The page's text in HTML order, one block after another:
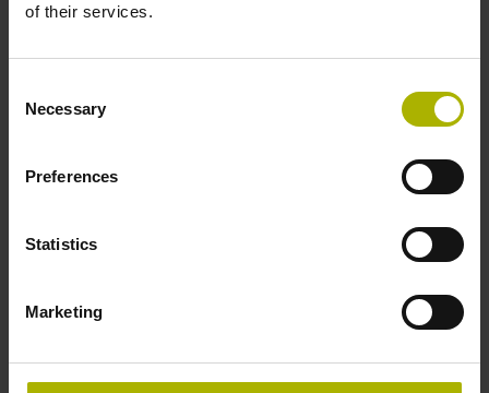
of their services.
Selection
Necessary
Preferences
Statistics
Marketing
Befestigungsart
Sicherheitskonzept
Verbindung möglich
Downloads / CAD / Montage